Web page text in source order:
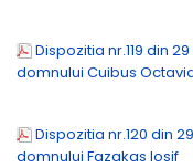
Dispozitia nr.119 din
domnului Cuibus
Dispozitia nr.120 din
domnului Fazakas Iosif